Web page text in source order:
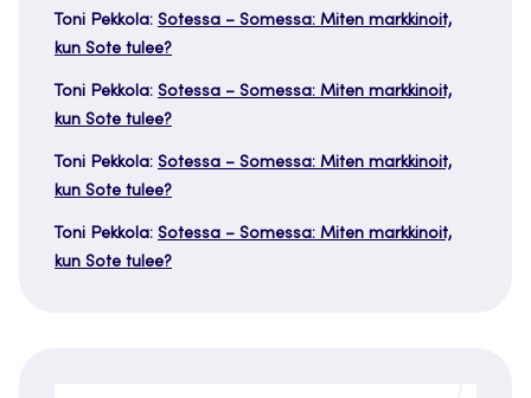
Toni Pekkola: Sotessa – Somessa: Miten markkinoit,
kun Sote tulee?
Toni Pekkola: Sotessa – Somessa: Miten markkinoit,
kun Sote tulee?
Toni Pekkola: Sotessa – Somessa: Miten markkinoit,
kun Sote tulee?
Toni Pekkola: Sotessa – Somessa: Miten markkinoit,
kun Sote tulee?